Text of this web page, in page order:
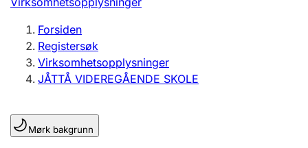
Aksjeselskap
Enkeltpersonforetak
Registrere, endre, slette
Lag og forening
Forsiden
Registersøk
Virksomhetsopplysninger
JÅTTÅ VIDEREGÅENDE SKOLE
Mørk bakgrunn